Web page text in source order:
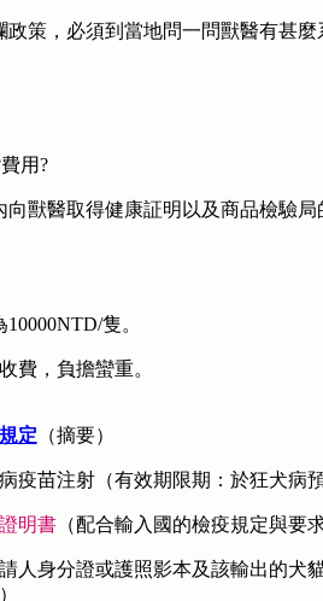
策，必須到當地問一問獸醫有甚麼
用?
獸醫取得健康証明以及商品檢驗
隻。
費，負擔蠻重。
定 （摘要）
疫苗注射（有效期限期：於狂犬病
明書（配合輸入國的檢疫規定與要求
人身分證或護照影本及該輸出的犬